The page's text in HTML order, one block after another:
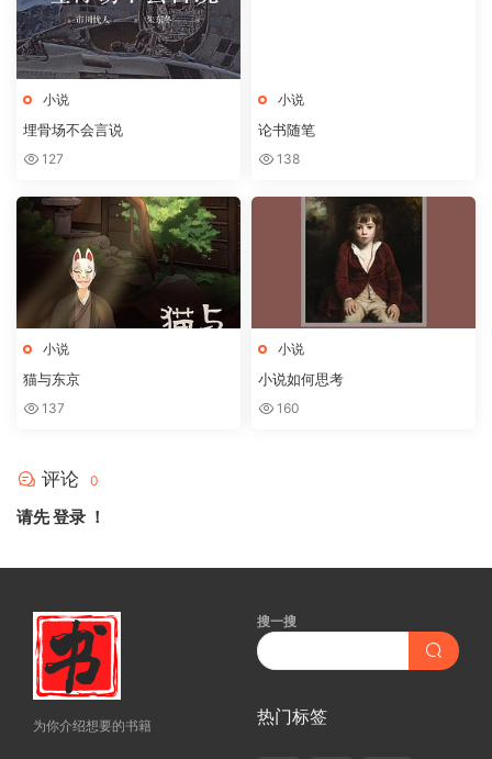
小说
埋骨场不会言说
127
小说
论书随笔
138
小说
猫与东京
137
小说
小说如何思考
160
评论 0
请先登录 ！
为你介绍想要的书籍
搜一搜
热门标签